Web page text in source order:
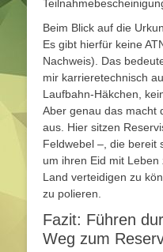
Beim Blick auf die
Es gibt hierfür keine
Nachweis). Das
mir karrieretechnisch
Laufbahn-Häkchen,
Aber genau das macht
aus. Hier sitzen
Feldwebel –, die bereit
um ihren Eid mit
Land verteidigen zu
zu polieren.
Fazit: Führen
Weg zum